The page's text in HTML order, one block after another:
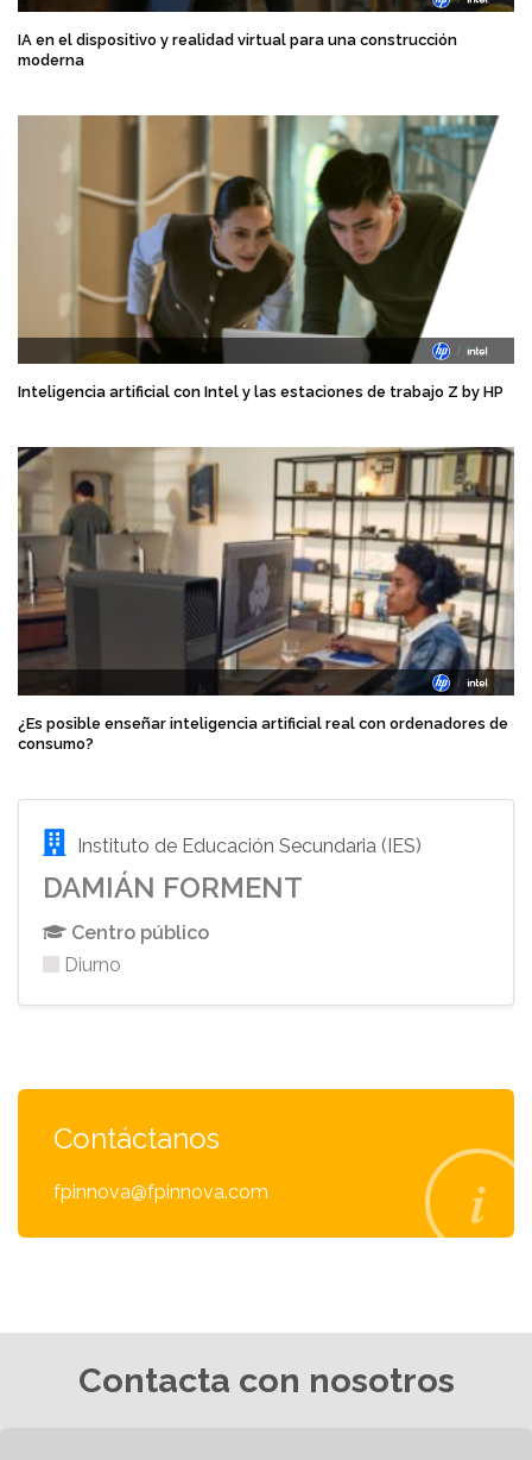
IA en el dispositivo y realidad virtual para una construcción
moderna
Inteligencia artificial con Intel y las estaciones de trabajo Z by HP
¿Es posible enseñar inteligencia artificial real con ordenadores de
consumo?
Instituto de Educación Secundaria (IES)
DAMIÁN FORMENT
Centro público
Diurno
Contáctanos
fpinnova@fpinnova.com
Contacta con nosotros